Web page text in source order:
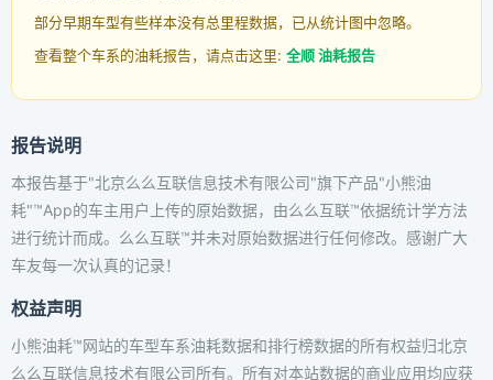
部分早期车型有些样本没有总里程数据，已从统计图中忽略。
查看整个车系的油耗报告，请点击这里: 全顺 油耗报告
报告说明
本报告基于"北京么么互联信息技术有限公司"旗下产品"小熊油
耗"™App的车主用户上传的原始数据，由么么互联™依据统计学方法
进行统计而成。么么互联™并未对原始数据进行任何修改。感谢广大
车友每一次认真的记录！
权益声明
小熊油耗™网站的车型车系油耗数据和排行榜数据的所有权益归北京
么么互联信息技术有限公司所有。所有对本站数据的商业应用均应获